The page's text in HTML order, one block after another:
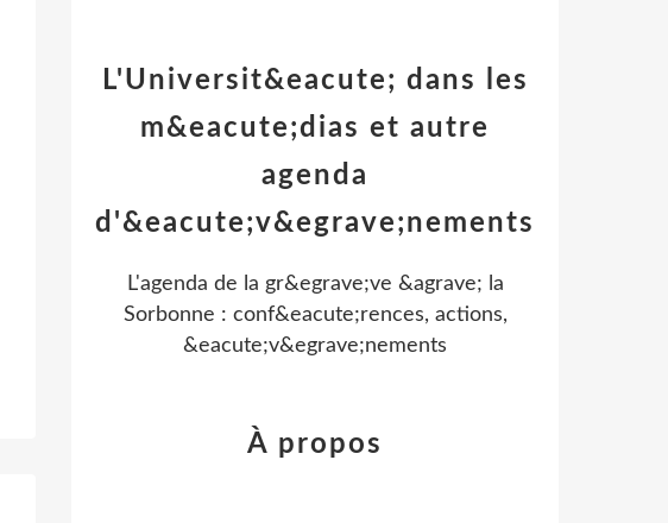
L'Universit&eacute; dans les
m&eacute;dias et autre
agenda
d'&eacute;v&egrave;nements
L'agenda de la gr&egrave;ve &agrave; la
Sorbonne : conf&eacute;rences, actions,
&eacute;v&egrave;nements
À propos